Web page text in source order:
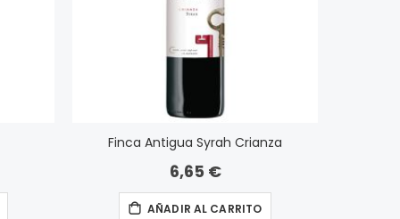
Finca Antigua Syrah Crianza
6,65 €
AÑADIR AL CARRITO